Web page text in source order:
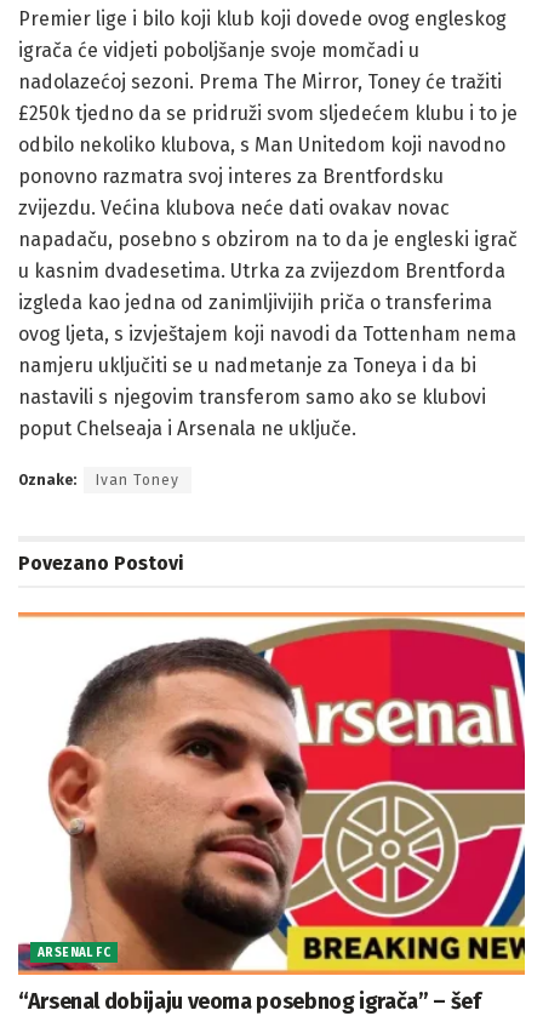
Premier lige i bilo koji klub koji dovede ovog engleskog
igrača će vidjeti poboljšanje svoje momčadi u
nadolazećoj sezoni. Prema The Mirror, Toney će tražiti
£250k tjedno da se pridruži svom sljedećem klubu i to je
odbilo nekoliko klubova, s Man Unitedom koji navodno
ponovno razmatra svoj interes za Brentfordsku
zvijezdu. Većina klubova neće dati ovakav novac
napadaču, posebno s obzirom na to da je engleski igrač
u kasnim dvadesetima. Utrka za zvijezdom Brentforda
izgleda kao jedna od zanimljivijih priča o transferima
ovog ljeta, s izvještajem koji navodi da Tottenham nema
namjeru uključiti se u nadmetanje za Toneya i da bi
nastavili s njegovim transferom samo ako se klubovi
poput Chelseaja i Arsenala ne uključe.
Oznake: Ivan Toney
Povezano Postovi
ARSENAL FC
“Arsenal dobijaju veoma posebnog igrača” – šef